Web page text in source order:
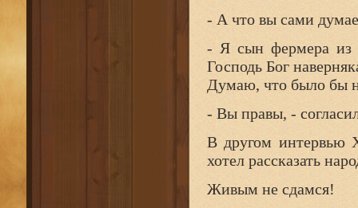
- А что вы сами
- Я сын фермера из
Господь Бог
Думаю, что было бы
- Вы правы, -
В другом интервью
хотел рассказать
Живым не сдамся!